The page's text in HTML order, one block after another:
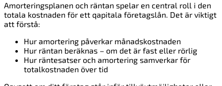
Amorteringsplanen och räntan spelar en central roll i den
totala kostnaden för ett qapitala företagslån. Det är viktigt
att förstå:
Hur amortering påverkar månadskostnaden
Hur räntan beräknas – om det är fast eller rörlig
Hur räntesatser och amortering samverkar för
totalkostnaden över tid